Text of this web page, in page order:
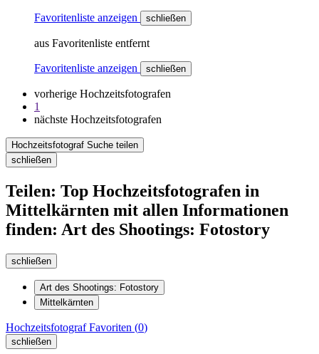
Favoritenliste anzeigen schließen
aus Favoritenliste entfernt
Favoritenliste anzeigen schließen
vorherige Hochzeitsfotografen
1
nächste Hochzeitsfotografen
Hochzeitsfotograf Suche teilen
schließen
Teilen: Top Hochzeitsfotografen in
Mittelkärnten mit allen Informationen
finden: Art des Shootings: Fotostory
schließen
Art des Shootings: Fotostory
Mittelkärnten
HochzeitsfotografFavoriten (0)
schließen